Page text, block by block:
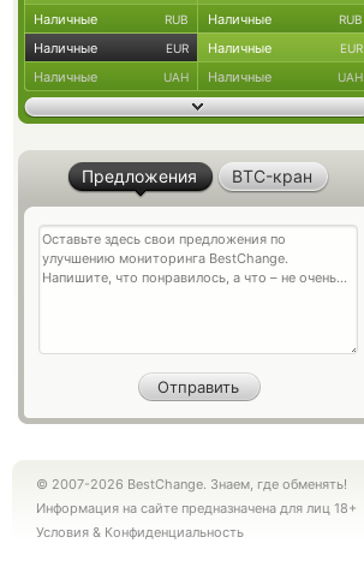
Наличные RUB Наличные RUB
Наличные EUR Наличные EUR
Наличные UAH Наличные UAH
Предложения BTC-кран
© 2007-2026 BestChange. Знаем, где обменять!
Информация на сайте предназначена для лиц 18+
Условия & Конфиденциальность